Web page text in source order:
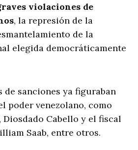
violaciones de
, la represión de la
de la
elegida democráticamente
de sanciones ya figuraban
poder venezolano, como
Diosdado Cabello y el fiscal
Saab, entre otros.